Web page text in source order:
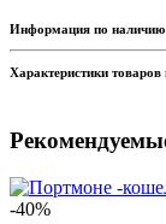
Информация по наличию
Характеристики товаров
-40%